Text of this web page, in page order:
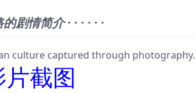
剧情简介· · · · · ·
culture captured through photography.
片截图